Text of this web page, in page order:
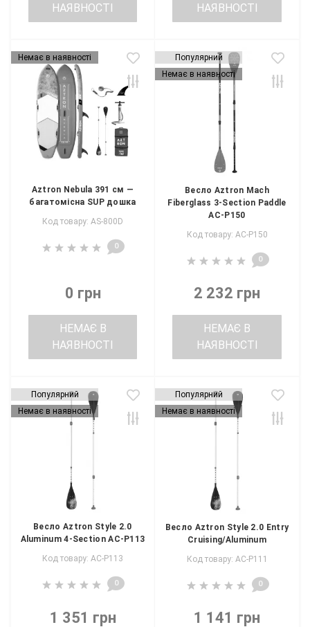
НАЯВНОСТІ
НАЯВНОСТІ
Немає в наявності
Aztron Nebula 391 см —
багатомісна SUP дошка
Код товару: AS-800D
0
0 грн
НЕМАЄ В
НАЯВНОСТІ
Популярний
Немає в наявності
Весло Aztron Mach
Fiberglass 3-Section Paddle
AC-P150
Код товару: AC-P150
0
2 232 грн
НЕМАЄ В
НАЯВНОСТІ
Популярний
Немає в наявності
Весло Aztron Style 2.0
Aluminum 4-Section AC-P113
Код товару: AC-P113
0
1 351 грн
Популярний
Немає в наявності
Весло Aztron Style 2.0 Entry
Cruising/Aluminum
Код товару: AC-P111
0
1 141 грн